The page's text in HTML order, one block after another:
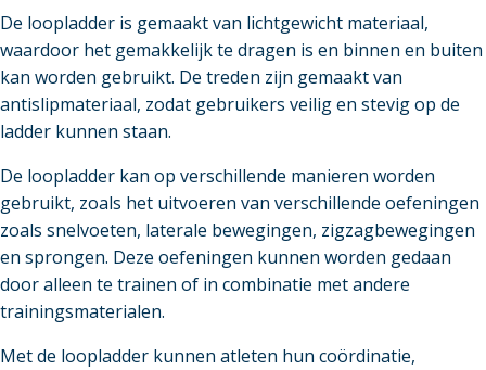
De loopladder is gemaakt van lichtgewicht materiaal,
waardoor het gemakkelijk te dragen is en binnen en buiten
kan worden gebruikt. De treden zijn gemaakt van
antislipmateriaal, zodat gebruikers veilig en stevig op de
ladder kunnen staan.
De loopladder kan op verschillende manieren worden
gebruikt, zoals het uitvoeren van verschillende oefeningen
zoals snelvoeten, laterale bewegingen, zigzagbewegingen
en sprongen. Deze oefeningen kunnen worden gedaan
door alleen te trainen of in combinatie met andere
trainingsmaterialen.
Met de loopladder kunnen atleten hun coördinatie,